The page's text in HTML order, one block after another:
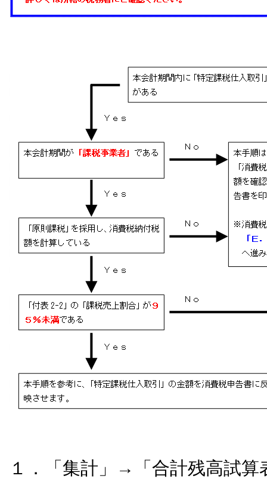
１．「集計」→「合計残高試算